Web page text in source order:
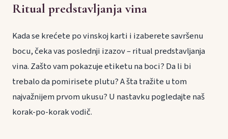
Ritual predstavljanja vina
Kada se krećete po vinskoj karti i izaberete savršenu
bocu, čeka vas poslednji izazov – ritual predstavljanja
vina. Zašto vam pokazuje etiketu na boci? Da li bi
trebalo da pomirisete plutu? A šta tražite u tom
najvažnijem prvom ukusu? U nastavku pogledajte naš
korak-po-korak vodič.